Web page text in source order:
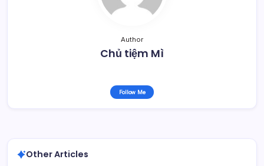
Author
Chủ tiệm Mì
Follow Me
Other Articles